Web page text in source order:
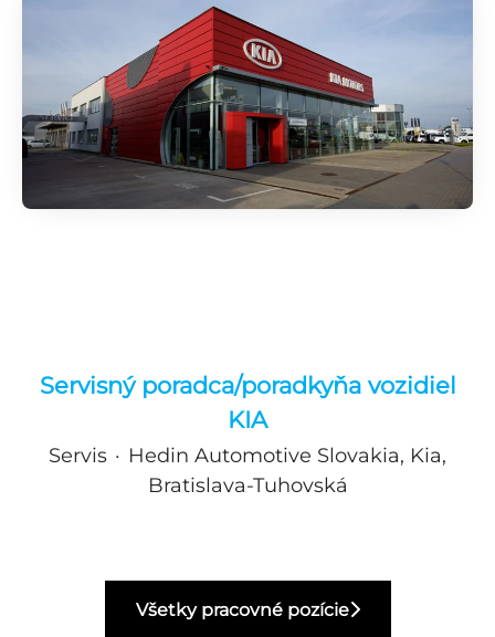
Servisný poradca/poradkyňa vozidiel
KIA
Servis · Hedin Automotive Slovakia, Kia,
Bratislava-Tuhovská
Všetky pracovné pozície